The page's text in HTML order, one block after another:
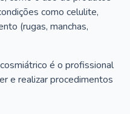
como celulite,
(rugas, manchas,
é o profissional
e realizar procedimentos